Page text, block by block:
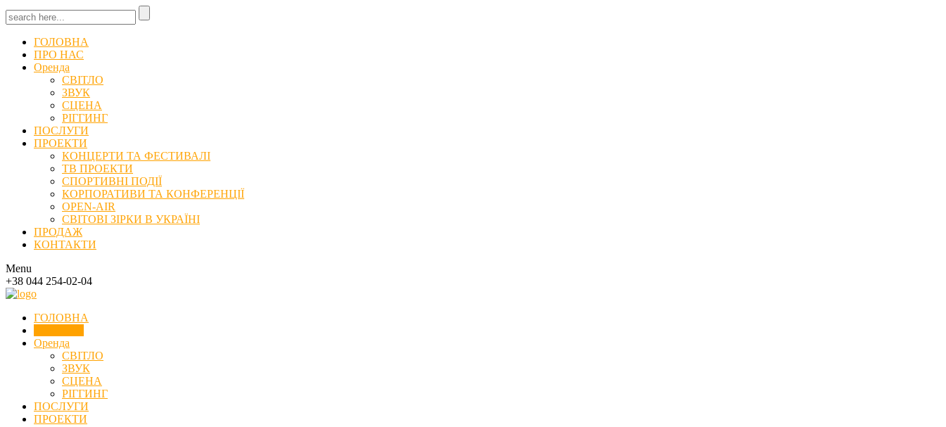
ГОЛОВНА
ПРО НАС
Оренда
СВІТЛО
ЗВУК
СЦЕНА
РІГГИНГ
ПОСЛУГИ
ПРОЕКТИ
КОНЦЕРТИ ТА ФЕСТИВАЛІ
ТВ ПРОЕКТИ
СПОРТИВНІ ПОДІЇ
КОРПОРАТИВИ ТА КОНФЕРЕНЦІЇ
OPEN-AIR
СВІТОВІ ЗІРКИ В УКРАЇНІ
ПРОДАЖ
КОНТАКТИ
Menu
+38 044 254-02-04
ГОЛОВНА
Оренда
СВІТЛО
ЗВУК
СЦЕНА
РІГГИНГ
ПОСЛУГИ
ПРОЕКТИ